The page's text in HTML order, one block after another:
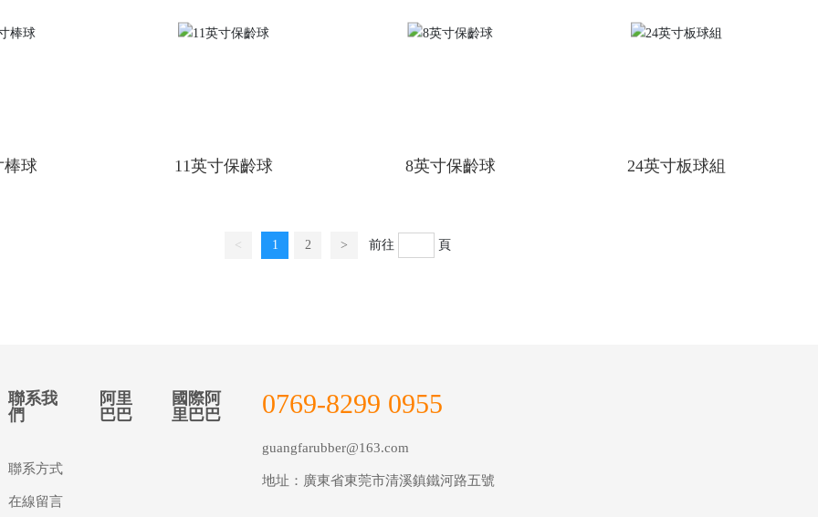
棒球 11英寸保齡球 8英寸保齡球 24英寸板球組
< 1 2 > 前往 頁
聯系我
們
聯系方式
在線留言
阿里
巴巴
國際阿
里巴巴
0769-8299 0955
guangfarubber@163.com
地址：廣東省東莞市清溪鎮鐵河路五號